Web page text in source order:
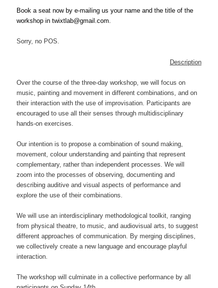
Βook a seat now by e-mailing us your name and the title of the
workshop intwixtlab@gmail.com.
Sorry, no POS.
Description
Over the course of the three-day workshop, we will focus on
music, painting and movement in different combinations, and on
their interaction with the use of improvisation. Participants are
encouraged to use all their senses through multidisciplinary
hands-on exercises.
Our intention is to propose a combination of sound making,
movement, colour understanding and painting that represent
complementary, rather than independent processes. We will
zoom into the processes of observing, documenting and
describing auditive and visual aspects of performance and
explore the use of their combinations.
We will use an interdisciplinary methodological toolkit, ranging
from physical theatre, to music, and audiovisual arts, to suggest
different approaches of communication. By merging disciplines,
we collectively create a new language and encourage playful
interaction.
The workshop will culminate in a collective performance by all